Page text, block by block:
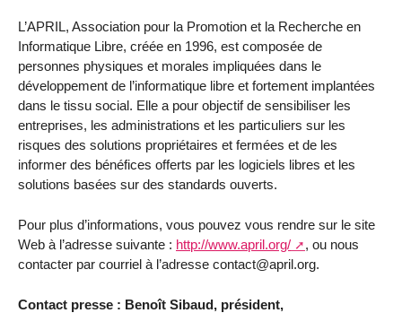
L’APRIL, Association pour la Promotion et la Recherche en
Informatique Libre, créée en 1996, est composée de
personnes physiques et morales impliquées dans le
développement de l’informatique libre et fortement implantées
dans le tissu social. Elle a pour objectif de sensibiliser les
entreprises, les administrations et les particuliers sur les
risques des solutions propriétaires et fermées et de les
informer des bénéfices offerts par les logiciels libres et les
solutions basées sur des standards ouverts.
Pour plus d’informations, vous pouvez vous rendre sur le site
Web à l’adresse suivante : http://www.april.org/
, ou nous
contacter par courriel à l’adresse contact@april.org.
Contact presse : Benoît Sibaud, président,